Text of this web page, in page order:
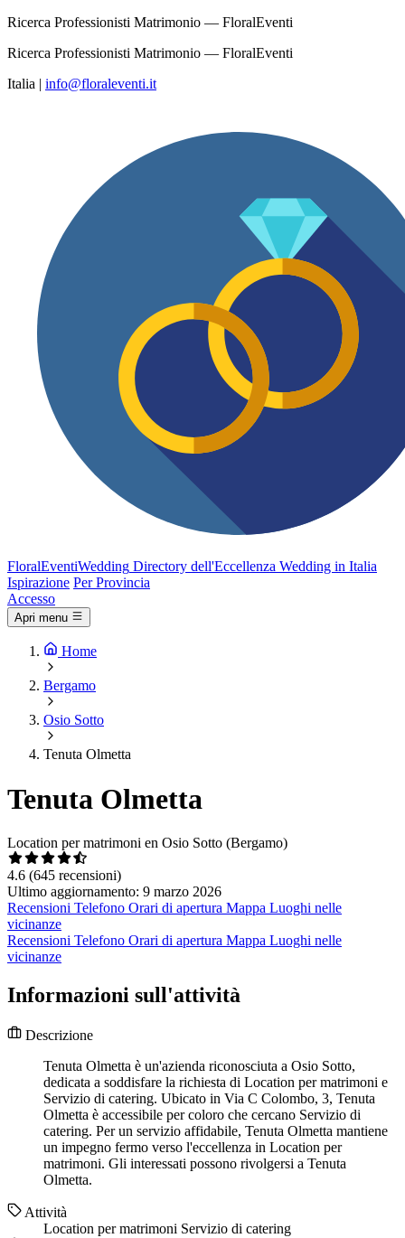
Ricerca Professionisti Matrimonio — FloralEventi
Ricerca Professionisti Matrimonio — FloralEventi
Italia | info@floraleventi.it
FloralEventiWedding Directory dell'Eccellenza Wedding in Italia
Ispirazione Per Provincia
Accesso
Apri menu
Home
Bergamo
Osio Sotto
Tenuta Olmetta
Tenuta Olmetta
Location per matrimoni en Osio Sotto (Bergamo)
4.6 (645 recensioni)
Ultimo aggiornamento: 9 marzo 2026
Recensioni Telefono Orari di apertura Mappa Luoghi nelle
vicinanze
Recensioni Telefono Orari di apertura Mappa Luoghi nelle
vicinanze
Informazioni sull'attività
Descrizione
Tenuta Olmetta è un'azienda riconosciuta a Osio Sotto,
dedicata a soddisfare la richiesta di Location per matrimoni e
Servizio di catering. Ubicato in Via C Colombo, 3, Tenuta
Olmetta è accessibile per coloro che cercano Servizio di
catering. Per un servizio affidabile, Tenuta Olmetta mantiene
un impegno fermo verso l'eccellenza in Location per
matrimoni. Gli interessati possono rivolgersi a Tenuta
Olmetta.
Attività
Location per matrimoni Servizio di catering